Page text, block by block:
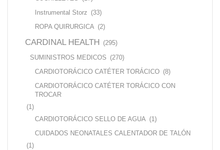
Instrumental Storz (33)
ROPA QUIRURGICA (2)
CARDINAL HEALTH (295)
SUMINISTROS MEDICOS (270)
CARDIOTORÁCICO CATÉTER TORÁCICO (8)
CARDIOTORÁCICO CATÉTER TORÁCICO CON
TROCAR
(1)
CARDIOTORÁCICO SELLO DE AGUA (1)
CUIDADOS NEONATALES CALENTADOR DE TALÓN
(1)